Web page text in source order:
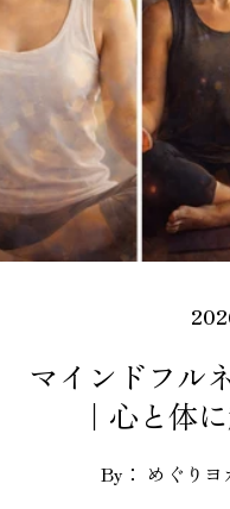
マインドフル
｜心と体
By： めぐりヨ